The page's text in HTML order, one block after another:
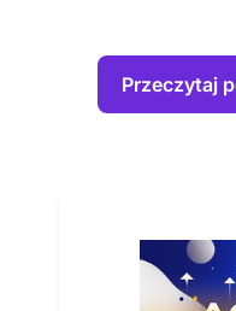
Przeczytaj